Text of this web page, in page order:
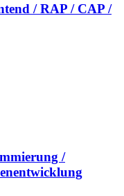
/ RAP / CAP /
/